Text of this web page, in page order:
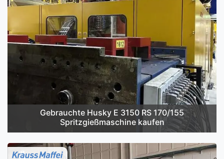
Gebrauchte Husky E 3150 RS 170/155
Spritzgießmaschine kaufen